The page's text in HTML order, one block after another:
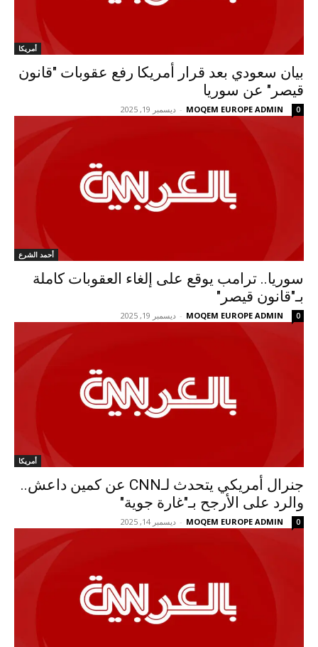
أمريكا
بيان سعودي بعد قرار أمريكا رفع عقوبات "قانون
قيصر" عن سوريا
MOQEM EUROPE ADMIN
- ديسمبر 19, 2025 0
أحمد الشرع
سوريا.. ترامب يوقع على إلغاء العقوبات كاملة
بـ"قانون قيصر"
MOQEM EUROPE ADMIN
- ديسمبر 19, 2025 0
أمريكا
جنرال أمريكي يتحدث لـCNN عن كمين داعش..
والرد على الأرجح بـ"غارة جوية"
MOQEM EUROPE ADMIN
- ديسمبر 14, 2025 0